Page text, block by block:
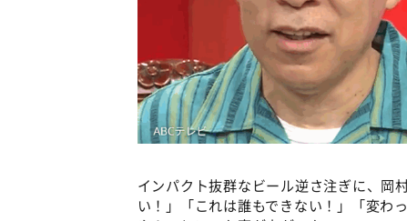
インパクト抜群なビール逆さ注ぎに、
い！」「これは誰もできない！」「変わ